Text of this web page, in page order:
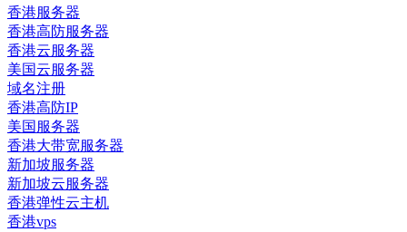
香港服务器
香港高防服务器
香港云服务器
美国云服务器
域名注册
香港高防IP
美国服务器
香港大带宽服务器
新加坡服务器
新加坡云服务器
香港弹性云主机
香港vps